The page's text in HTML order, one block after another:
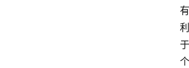
有
利
于
个